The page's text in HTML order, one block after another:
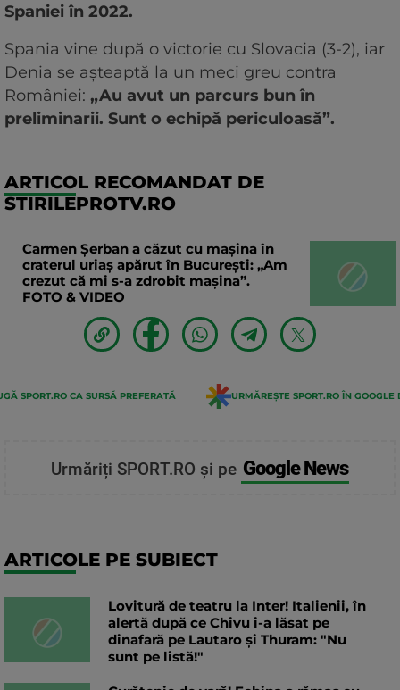
Spaniei în 2022.
Spania vine după o victorie cu Slovacia (3-2), iar
Denia se așteaptă la un meci greu contra
României: „Au avut un parcurs bun în
preliminarii. Sunt o echipă periculoasă”.
ARTICOL RECOMANDAT DE
STIRILEPROTV.RO
Carmen Șerban a căzut cu mașina în
craterul uriaș apărut în București: „Am
crezut că mi s-a zdrobit mașina”.
FOTO & VIDEO
SPORT.RO CA SURSĂ PREFERATĂ URMĂREȘTE SPORT.RO ÎN GOOGLE
Urmăriți SPORT.RO și pe Google News
ARTICOLE PE SUBIECT
Lovitură de teatru la Inter! Italienii, în
alertă după ce Chivu i-a lăsat pe
dinafară pe Lautaro și Thuram: "Nu
sunt pe listă!"